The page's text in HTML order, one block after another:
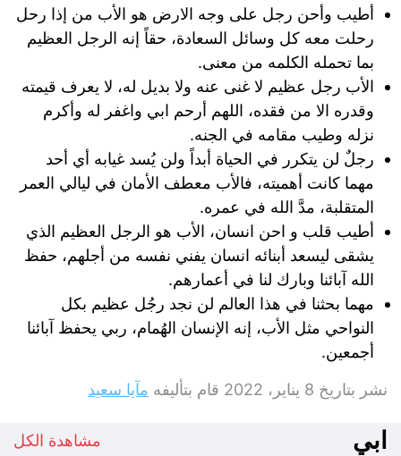
أطيب وأحن رجل على وجه الارض هو الأب من إذا رحل
رحلت معه كل وسائل السعادة، حقاً إنه الرجل العظيم
بما تحمله الكلمه من معنى.
الأب رجل عظيم لا غنى عنه ولا بديل له، لا يعرف قيمته
وقدره الا من فقده، اللهم أرحم ابي واغفر له وأكرم
نزله وطيب مقامه في الجنه.
رجلٌ لن يتكرر في الحياة أبداً ولن يُسد غيابه أي أحد
مهما كانت أهميته، فالأب معطف الأمان في ليالي العمر
المتقلبة، مدَّ الله في عمره.
أطيب قلب و احن انسان، الأب هو الرجل العظيم الذي
يشقى ليسعد أبنائه انسان يفني نفسه من أجلهم، حفظ
الله آبائنا وبارك لنا في أعمارهم.
مهما بحثنا في هذا العالم لن نجد رجُل عظيم بكل
النواحي مثل الأب، إنه الإنسان الهُمام، ربي يحفظ آبائنا
أجمعين.
نشر بتاريخ 8 يناير، 2022 قام بتأليفه مآيا سعيد
ابي مشاهدة الكل